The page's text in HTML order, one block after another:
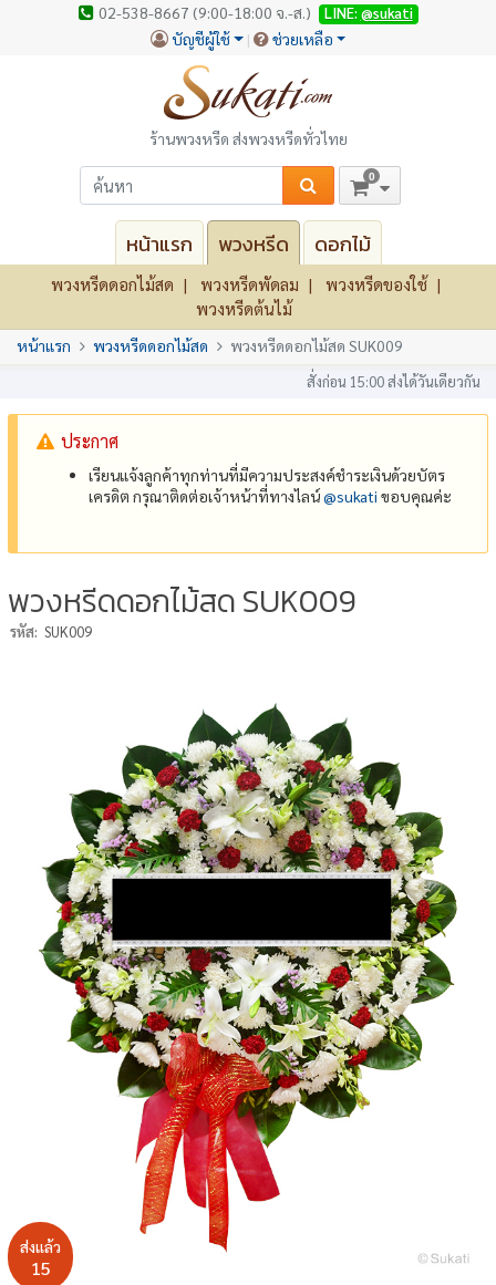
02-538-8667 (9:00-18:00 จ.-ส.) LINE: @sukati
บัญชีผู้ใช้ ช่วยเหลือ
ร้านพวงหรีด ส่งพวงหรีดทั่วไทย
0
หน้าแรก พวงหรีด ดอกไม้
พวงหรีดดอกไม้สด พวงหรีดพัดลม
พวงหรีดของใช้
พวงหรีดต้นไม้
หน้าแรก พวงหรีดดอกไม้สด พวงหรีดดอกไม้สด SUK009
สั่งก่อน 15:00 ส่งได้วันเดียวกัน
ประกาศ
เรียนแจ้งลูกค้าทุกท่านที่มีความประสงค์ชำระเงินด้วยบัตร
เครดิต กรุณาติดต่อเจ้าหน้าที่ทางไลน์@‌sukati ขอบคุณค่ะ
พวงหรีดดอกไม้สด SUK009
รหัส: SUK009
ส่งแล้ว
15